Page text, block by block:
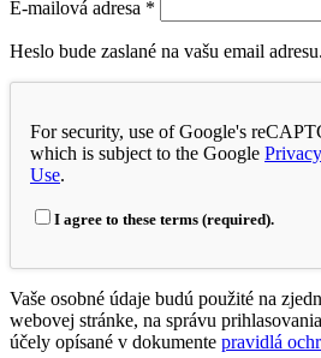
E-mailová adresa *
Heslo bude zaslané na vašu email adresu.
For security, use of Google's
which is subject to the Google
Use.
I agree to these terms (required).
Vaše osobné údaje budú použité na
webovej stránke, na správu
účely opísané v dokumente pravidlá